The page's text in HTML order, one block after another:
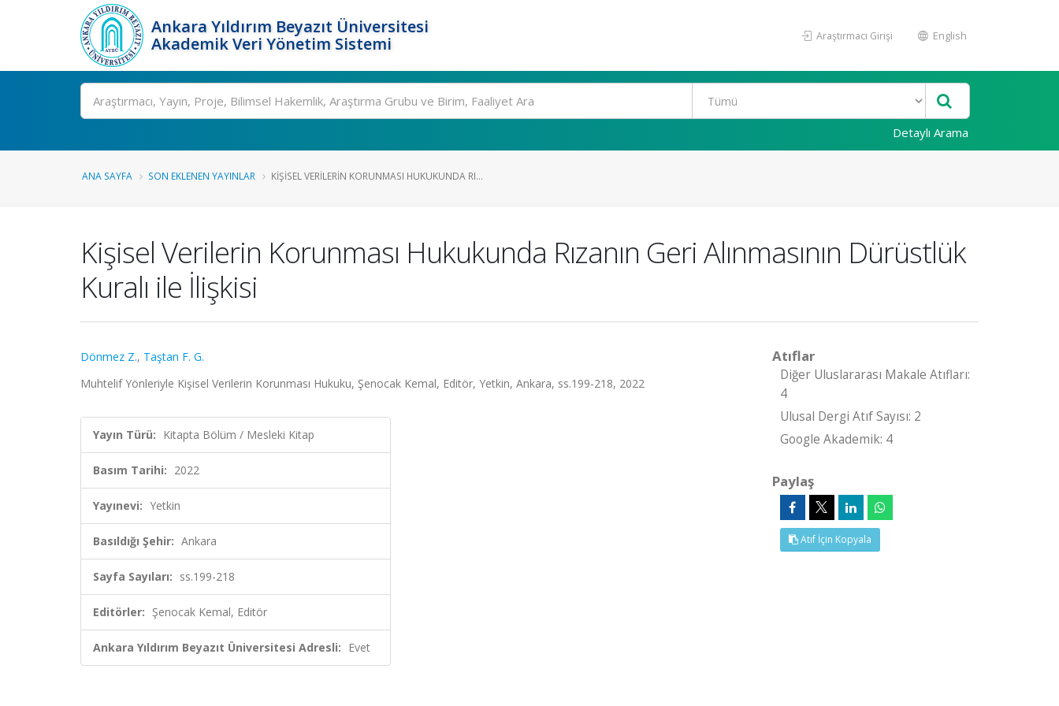
Ankara Yıldırım Beyazıt Üniversitesi
Akademik Veri Yönetim Sistemi
Araştırmacı Girişi English
Ara
Detaylı Arama
ANA SAYFA SON EKLENEN YAYINLAR KIŞISEL VERILERIN KORUNMASI HUKUKUNDA RI...
Kişisel Verilerin Korunması Hukukunda Rızanın Geri Alınmasının Dürüstlük
Kuralı ile İlişkisi
Dönmez Z., Taştan F. G.
Muhtelif Yönleriyle Kişisel Verilerin Korunması Hukuku, Şenocak Kemal, Editör, Yetkin, Ankara, ss.199-218, 2022
Yayın Türü: Kitapta Bölüm / Mesleki Kitap
Basım Tarihi: 2022
Yayınevi: Yetkin
Basıldığı Şehir: Ankara
Sayfa Sayıları: ss.199-218
Editörler: Şenocak Kemal, Editör
Ankara Yıldırım Beyazıt Üniversitesi Adresli: Evet
Atıflar
Diğer Uluslararası Makale Atıfları:
4
Ulusal Dergi Atıf Sayısı: 2
Google Akademik: 4
Paylaş
Atıf İçin Kopyala